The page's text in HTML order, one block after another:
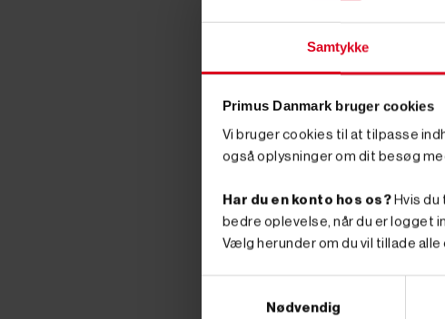
Samtykke
Primus Danmark bruger cookies
Vi bruger cookies til at tilpasse
også oplysninger om dit besøg
Har du en konto hos os? Hvis
bedre oplevelse, når du er logget
Vælg herunder om du vil tillade
Nødvendig